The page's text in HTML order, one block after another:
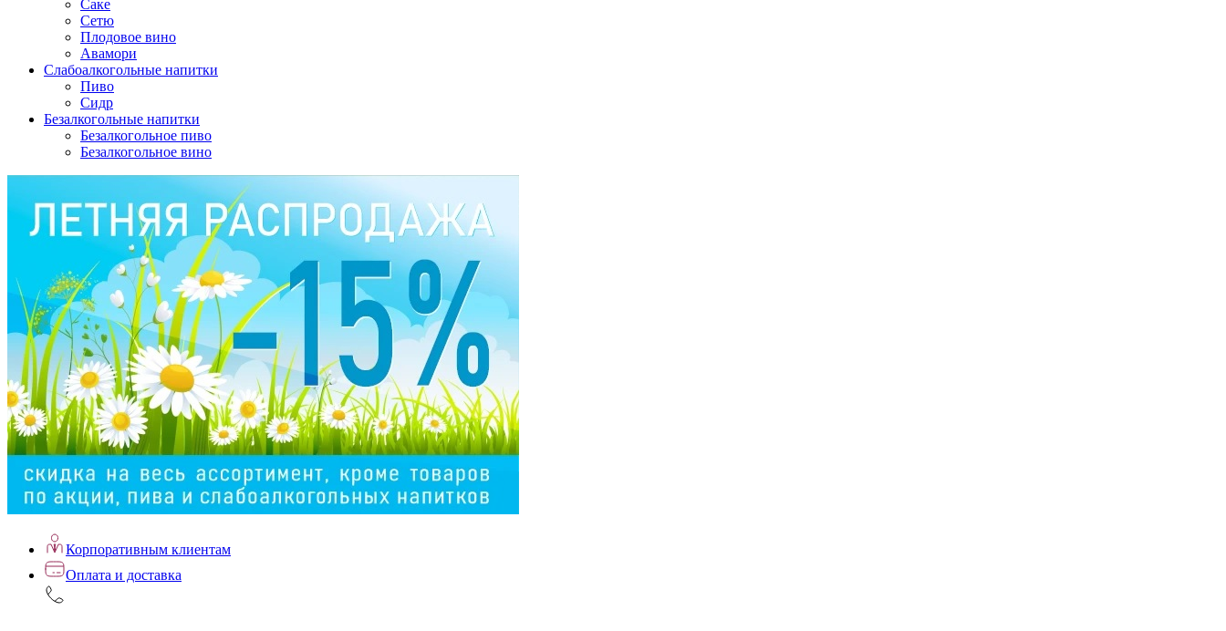
Саке
Сетю
Плодовое вино
Авамори
Слабоалкогольные напитки
Пиво
Сидр
Безалкогольные напитки
Безалкогольное пиво
Безалкогольное вино
Корпоративным клиентам
Оплата и доставка